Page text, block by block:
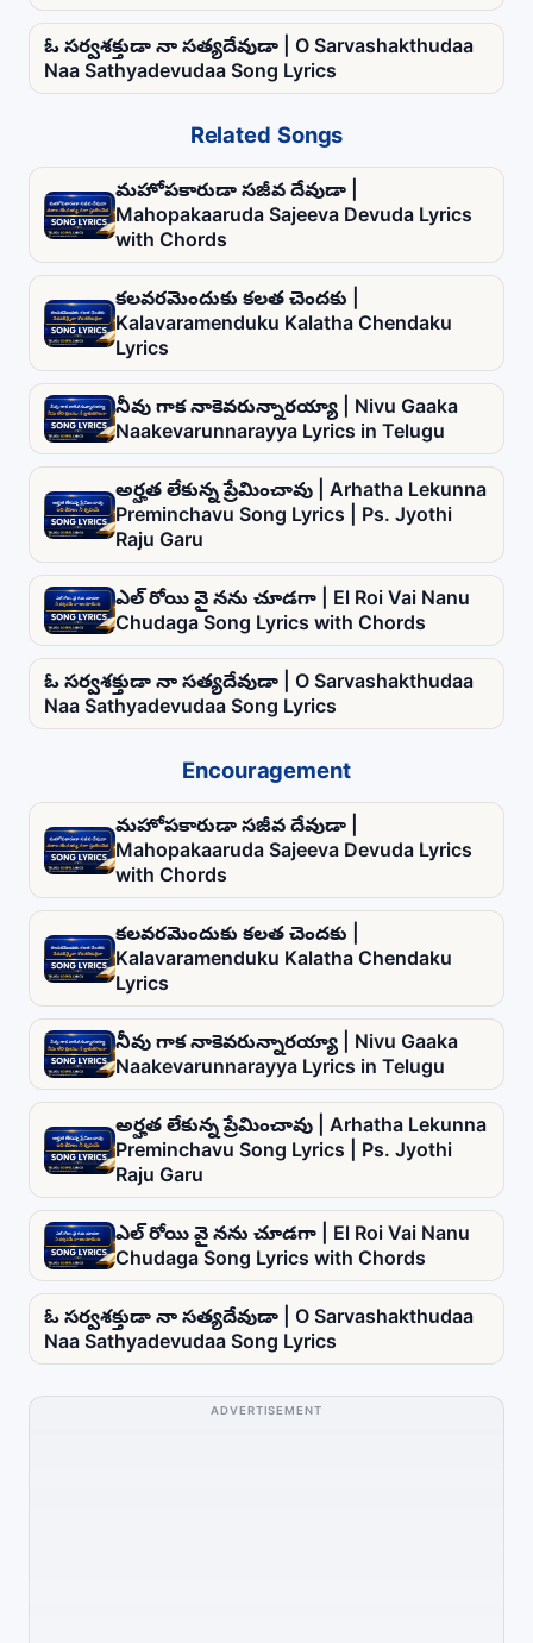
ఓ సర్వశక్తుడా నా సత్యదేవుడా | O Sarvashakthudaa
Naa Sathyadevudaa Song Lyrics
Related Songs
మహోపకారుడా సజీవ దేవుడా |
Mahopakaaruda Sajeeva Devuda Lyrics
with Chords
కలవరమెందుకు కలత చెందకు |
Kalavaramenduku Kalatha Chendaku
Lyrics
నీవు గాక నాకెవరున్నారయ్యా | Nivu Gaaka
Naakevarunnarayya Lyrics in Telugu
అర్హత లేకున్న ప్రేమించావు | Arhatha Lekunna
Preminchavu Song Lyrics | Ps. Jyothi
Raju Garu
ఎల్ రోయి వై నను చూడగా | El Roi Vai Nanu
Chudaga Song Lyrics with Chords
ఓ సర్వశక్తుడా నా సత్యదేవుడా | O Sarvashakthudaa
Naa Sathyadevudaa Song Lyrics
Encouragement
మహోపకారుడా సజీవ దేవుడా |
Mahopakaaruda Sajeeva Devuda Lyrics
with Chords
కలవరమెందుకు కలత చెందకు |
Kalavaramenduku Kalatha Chendaku
Lyrics
నీవు గాక నాకెవరున్నారయ్యా | Nivu Gaaka
Naakevarunnarayya Lyrics in Telugu
అర్హత లేకున్న ప్రేమించావు | Arhatha Lekunna
Preminchavu Song Lyrics | Ps. Jyothi
Raju Garu
ఎల్ రోయి వై నను చూడగా | El Roi Vai Nanu
Chudaga Song Lyrics with Chords
ఓ సర్వశక్తుడా నా సత్యదేవుడా | O Sarvashakthudaa
Naa Sathyadevudaa Song Lyrics
ADVERTISEMENT